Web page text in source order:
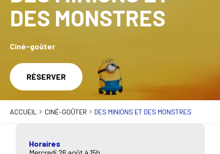
DES MONSTRES
Ciné-goûter
RÉSERVER
ACCUEIL CINÉ-GOÛTER DES MINIONS ET DES MONSTRES
Horaires